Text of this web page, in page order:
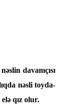
davamçısı
nəsli toyda-
qız olur.